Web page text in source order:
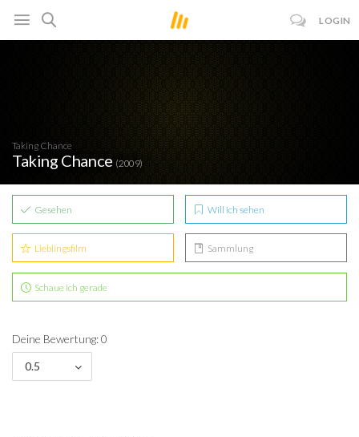
LOGIN
Taking Chance
Taking Chance (2009)
Gesehen Will ich sehen
Lieblingsfilm Sammlung
Schaue ich gerade
Deine Bewertung: 0
0.5